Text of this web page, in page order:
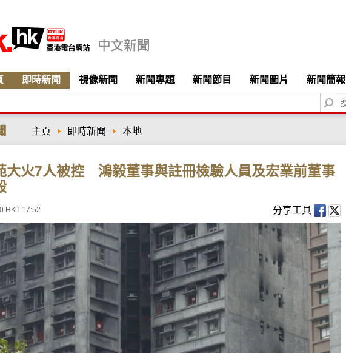
即時新聞 視像新聞 新聞專題 新聞節目 新聞圖片 新聞簡報
S
e
c
主頁 即時新聞 本地
大火7人被控 鴻毅董事與註冊檢驗人員及宏業前董事
HKT 17:52 分享工具